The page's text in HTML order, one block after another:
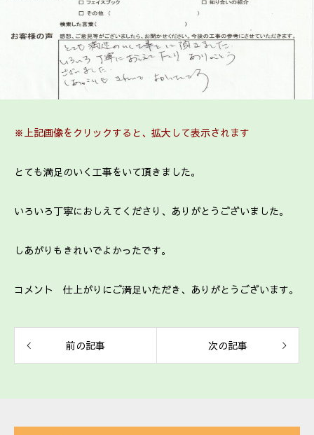
※上記画像をクリックすると、拡大して表示されます
とても満足のいく工事をいて頂きました。
いろいろ丁寧におしえてくださり、ありがとうございました。
しあがりもきれいでよかったです。
コメント 仕上がりにご満足いただき、ありがとうございます。
前の記事 次の記事